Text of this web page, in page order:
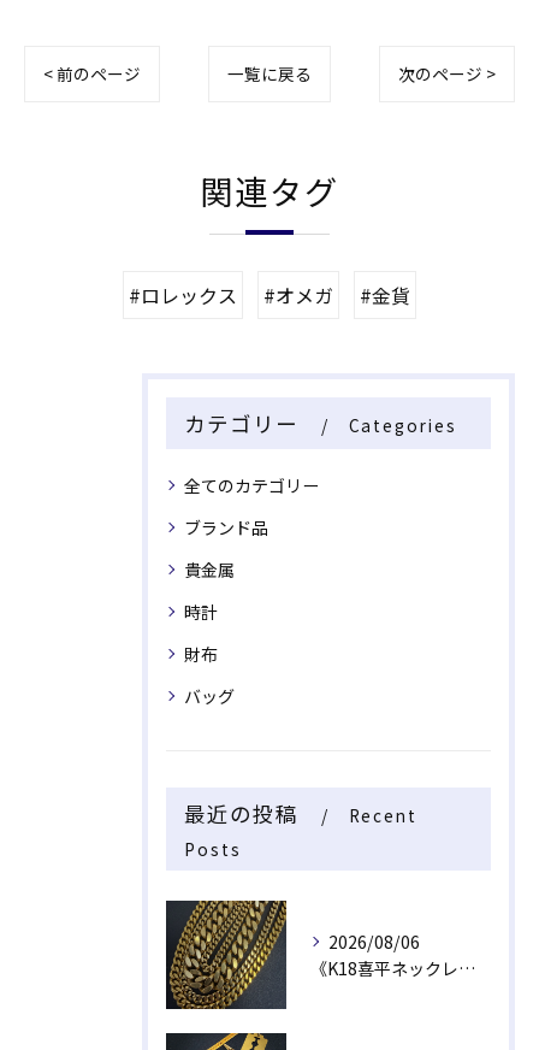
< 前のページ 一覧に戻る 次のページ >
関連タグ
#ロレックス #オメガ #金貨
カテゴリー Categories
全てのカテゴリー
ブランド品
貴金属
時計
財布
バッグ
最近の投稿
Recent
Posts
2026/08/06
《K18喜平ネックレス・ブレスレット》